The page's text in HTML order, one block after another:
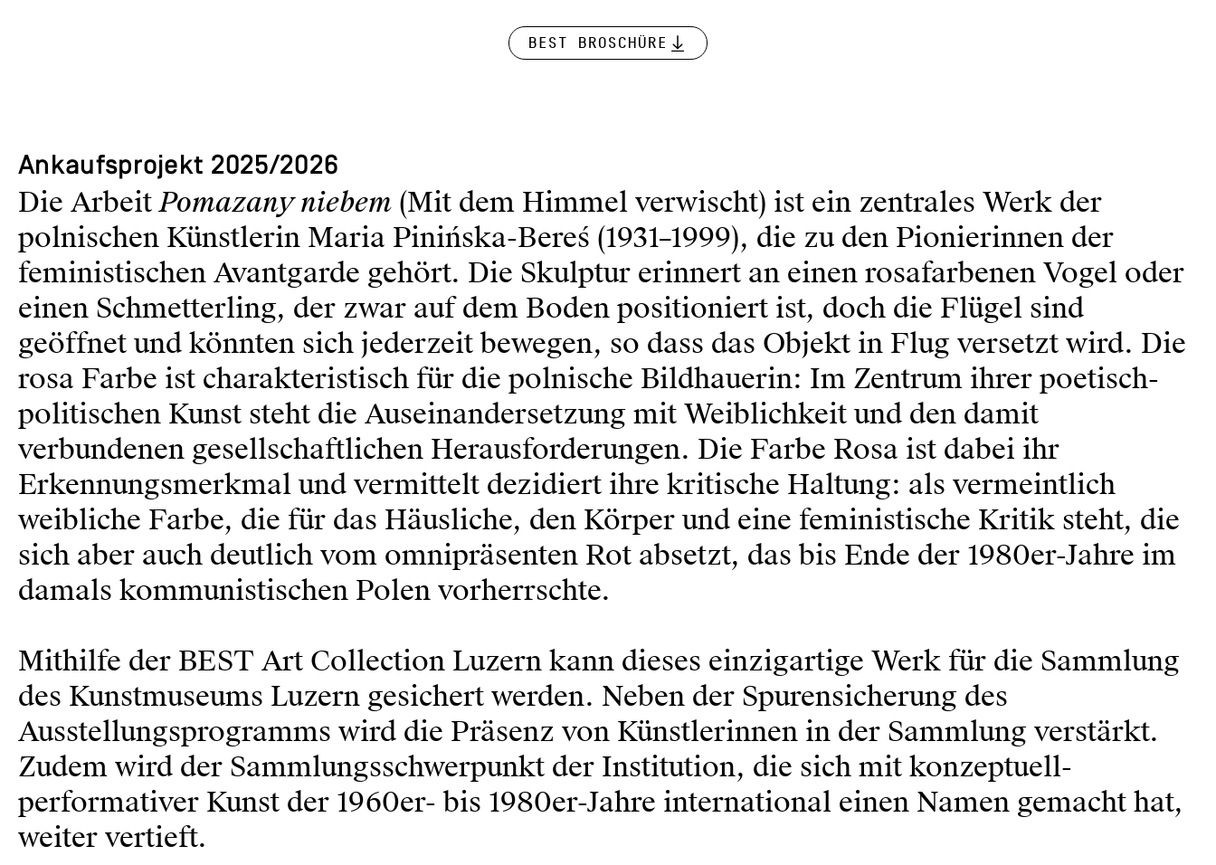
Best Broschüre
Ankaufsprojekt 2025/2026
Die ArbeitPomazany niebem (Mit dem Himmel verwischt) ist ein zentrales Werk der
polnischen Künstlerin Maria Pinińska-Bereś (1931–1999), die zu den Pionierinnen der
feministischen Avantgarde gehört. Die Skulptur erinnert an einen rosafarbenen Vogel oder
einen Schmetterling, der zwar auf dem Boden positioniert ist, doch die Flügel sind
geöffnet und könnten sich jederzeit bewegen, so dass das Objekt in Flug versetzt wird. Die
rosa Farbe ist charakteristisch für die polnische Bildhauerin: Im Zentrum ihrer poetisch-
politischen Kunst steht die Auseinandersetzung mit Weiblichkeit und den damit
verbundenen gesellschaftlichen Herausforderungen. Die Farbe Rosa ist dabei ihr
Erkennungsmerkmal und vermittelt dezidiert ihre kritische Haltung: als vermeintlich
weibliche Farbe, die für das Häusliche, den Körper und eine feministische Kritik steht, die
sich aber auch deutlich vom omnipräsenten Rot absetzt, das bis Ende der 1980er-Jahre im
damals kommunistischen Polen vorherrschte.
Mithilfe der BEST Art Collection Luzern kann dieses einzigartige Werk für die Sammlung
des Kunstmuseums Luzern gesichert werden. Neben der Spurensicherung des
Ausstellungsprogramms wird die Präsenz von Künstlerinnen in der Sammlung verstärkt.
Zudem wird der Sammlungsschwerpunkt der Institution, die sich mit konzeptuell-
performativer Kunst der 1960er- bis 1980er-Jahre international einen Namen gemacht hat,
weiter vertieft.